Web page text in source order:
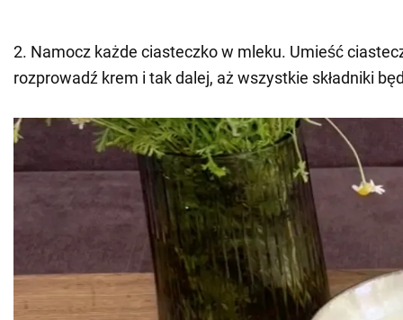
2. Namocz każde ciasteczko w mleku. Umieść
rozprowadź krem i tak dalej, aż wszystkie składniki